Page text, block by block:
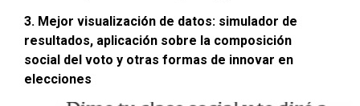
3. Mejor visualización de datos: simulador de
resultados, aplicación sobre la composición
social del voto y otras formas de innovar en
elecciones